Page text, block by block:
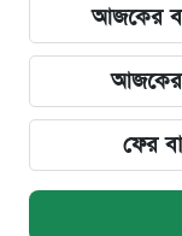
আজকের
আজকের
ফের